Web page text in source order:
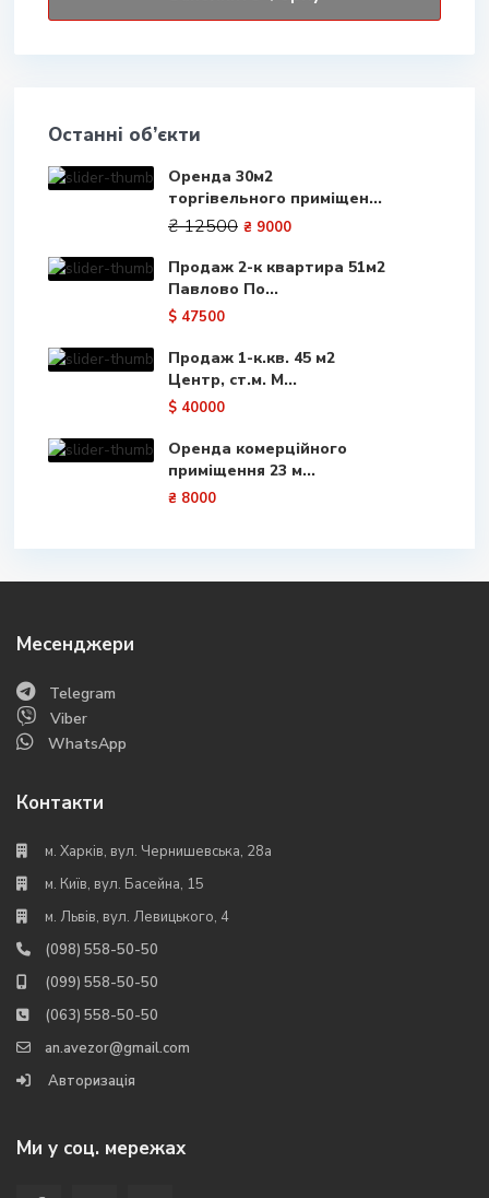
Останні об’єкти
Оренда 30м2
торгівельного приміщен...
₴ 12500 ₴ 9000
Продаж 2-к квартира 51м2
Павлово По...
$ 47500
Продаж 1-к.кв. 45 м2
Центр, ст.м. М...
$ 40000
Оренда комерційного
приміщення 23 м...
₴ 8000
Месенджери
Telegram
Viber
WhatsApp
Контакти
м. Харків, вул. Чернишевська, 28а
м. Київ, вул. Басейна, 15
м. Львів, вул. Левицького, 4
(098) 558-50-50
(099) 558-50-50
(063) 558-50-50
an.avezor@gmail.com
Авторизація
Ми у соц. мережах